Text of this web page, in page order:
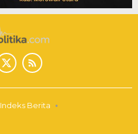
Indeks Berita